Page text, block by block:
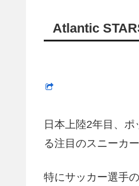
Atlantic
日本上陸2年目、
る注目のスニーカ
特にサッカー選手